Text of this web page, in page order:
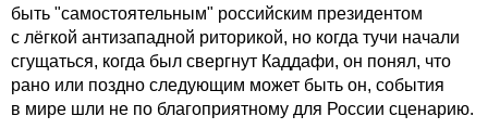
быть "самостоятельным" российским президентом
с лёгкой антизападной риторикой, но когда тучи начали
сгущаться, когда был свергнут Каддафи, он понял, что
рано или поздно следующим может быть он, события
в мире шли не по благоприятному для России сценарию.